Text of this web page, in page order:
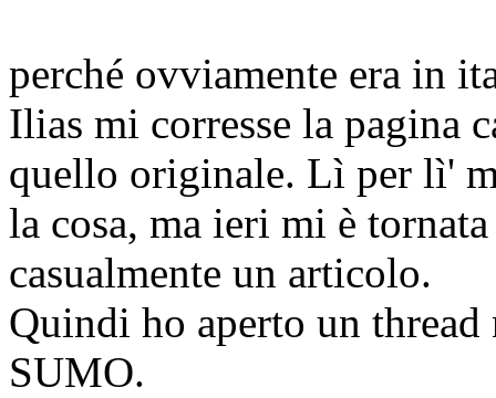
perché ovviamente era in
Ilias mi corresse la pagina
quello originale. Lì per lì'
la cosa, ma ieri mi è
casualmente un articolo.
Quindi ho aperto un
SUMO.